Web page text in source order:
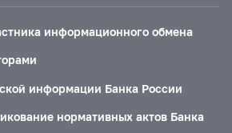
информационного обмена
информации Банка России
нормативных актов Банка